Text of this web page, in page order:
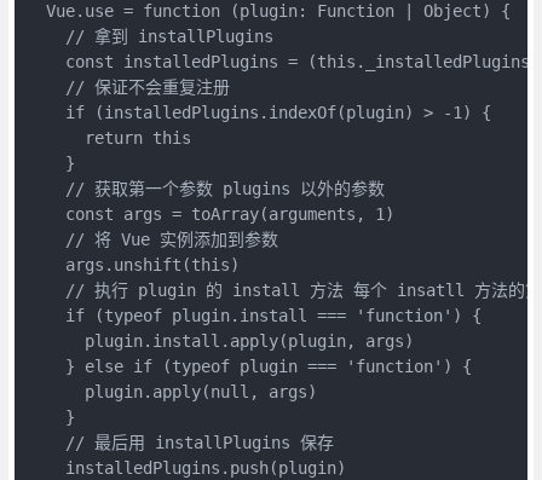
  Vue.use = function (plugin: Function | Object) {
    // 拿到 installPlugins
const installedPlugins = (this._installedPlugins
    // 保证不会重复注册
    if (installedPlugins.indexOf(plugin) > -1) {
      return this
    }
    // 获取第一个参数 plugins 以外的参数
    const args = toArray(arguments, 1)
    // 将 Vue 实例添加到参数
    args.unshift(this)
// 执行 plugin 的 install 方法 每个 insatll 方法的第
    if (typeof plugin.install === 'function') {
      plugin.install.apply(plugin, args)
    } else if (typeof plugin === 'function') {
      plugin.apply(null, args)
    }
    // 最后用 installPlugins 保存
    installedPlugins.push(plugin)